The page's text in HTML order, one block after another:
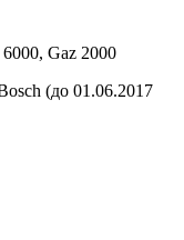
Gaz 2000
(до 01.06.2017